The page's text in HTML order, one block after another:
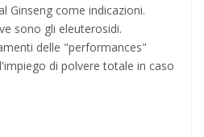
Ginseng come indicazioni.
sono gli eleuterosidi.
delle "performances"
di polvere totale in caso